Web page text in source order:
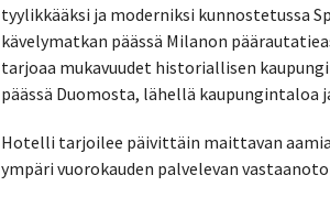
tyylikkääksi ja moderniksi kunnostetussa
kävelymatkan päässä Milanon
tarjoaa mukavuudet historiallisen
päässä Duomosta, lähellä kaupungintaloa
Hotelli tarjoilee päivittäin maittavan
ympäri vuorokauden palvelevan